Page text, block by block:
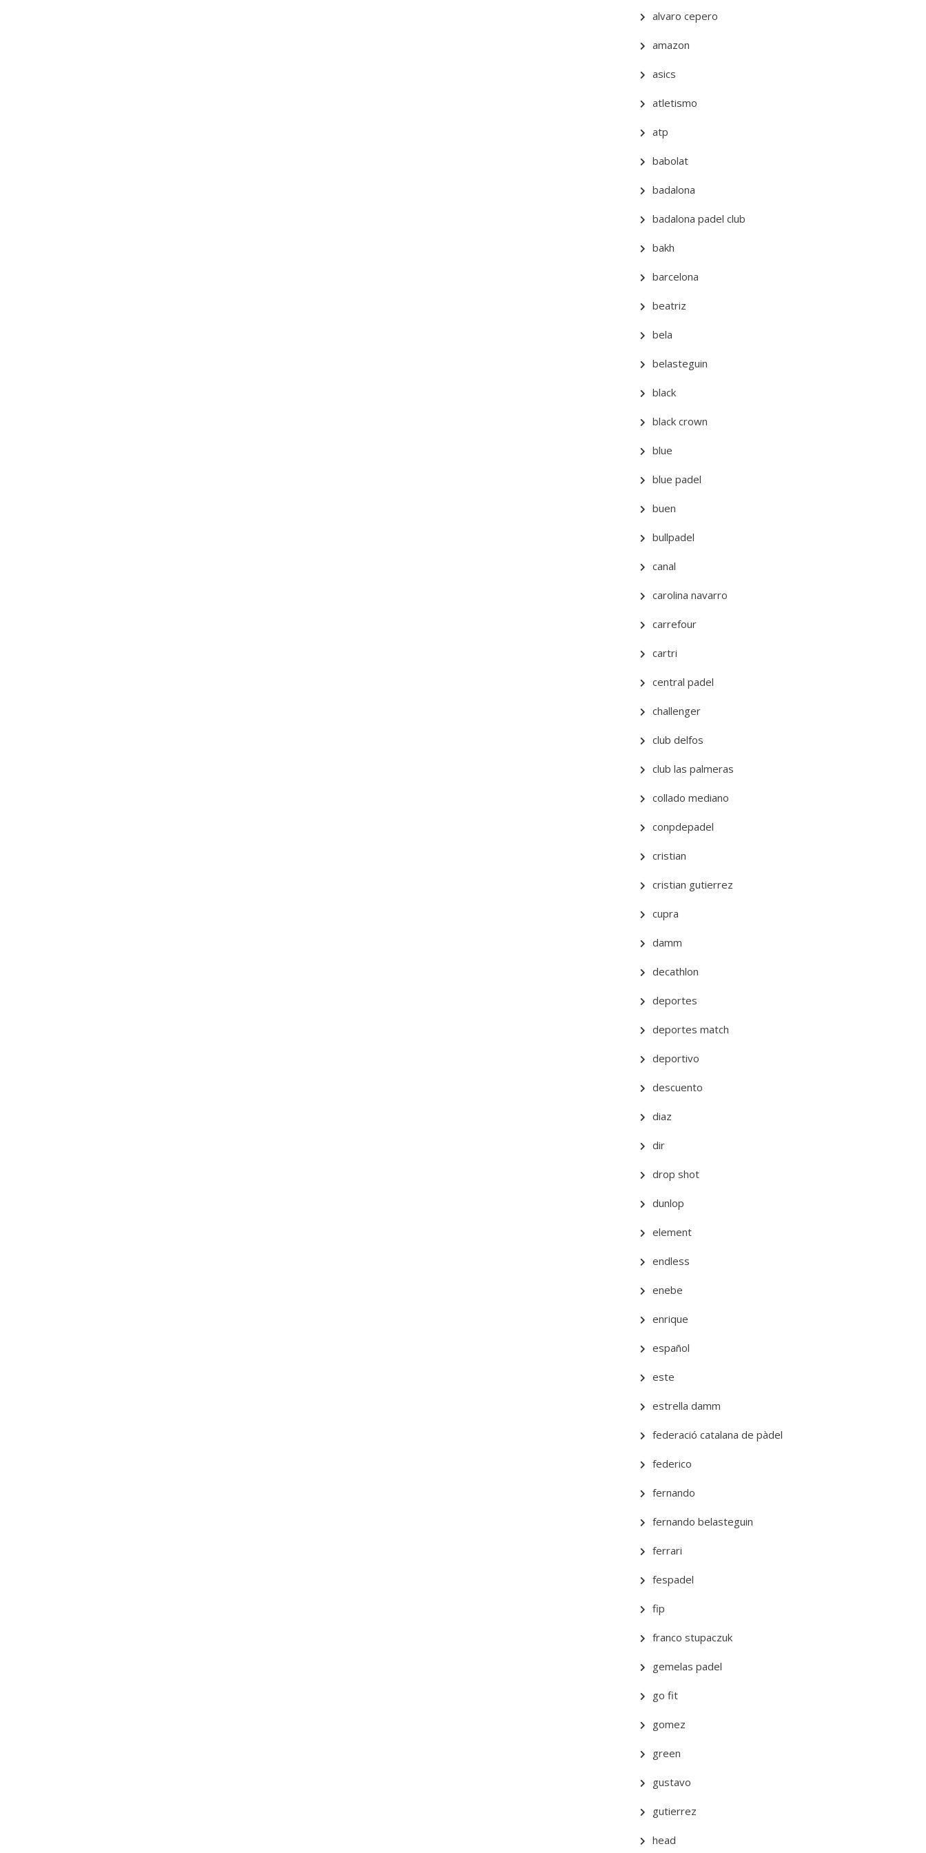
alvaro cepero
amazon
asics
atletismo
atp
babolat
badalona
badalona padel club
bakh
barcelona
beatriz
bela
belasteguin
black
black crown
blue
blue padel
buen
bullpadel
canal
carolina navarro
carrefour
cartri
central padel
challenger
club delfos
club las palmeras
collado mediano
conpdepadel
cristian
cristian gutierrez
cupra
damm
decathlon
deportes
deportes match
deportivo
descuento
diaz
dir
drop shot
dunlop
element
endless
enebe
enrique
español
este
estrella damm
federació catalana de pàdel
federico
fernando
fernando belasteguin
ferrari
fespadel
fip
franco stupaczuk
gemelas padel
go fit
gomez
green
gustavo
gutierrez
head